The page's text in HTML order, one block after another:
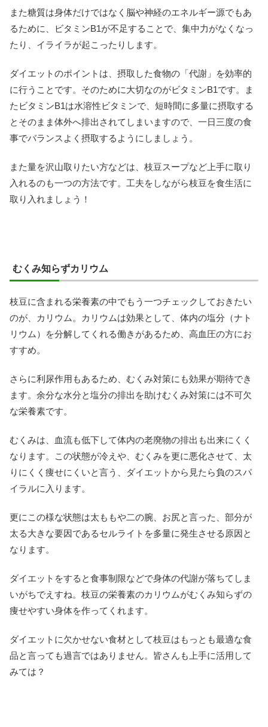
また糖質は身体だけではなく脳や神経のエネルギー源でもあ
るために、ビタミンB1が不足することで、集中力がなくなっ
たり、イライラが起こったりします。
ダイエットのポイントは、摂取した食物の「代謝」を効率的
に行うことです。そのために大切なのがビタミンB1です。ま
たビタミンB1は水溶性ビタミンで、短時間に多量に摂取する
とそのまま体外へ排出されてしまいますので、一日三度の食
事でバランスよく摂取するようにしましょう。
また量を沢山取りたい方などは、枝豆スープなど上手に取り
入れるのも一つの方法です。工夫をしながら枝豆を食生活に
取り入れましょう！
むくみ知らずカリウム
枝豆に含まれる栄養素の中でもう一つチェックしておきたい
のが、カリウム。カリウムは効果として、体内の塩分（ナト
リウム）を分解してくれる働きがあるため、高血圧の方にお
すすめ。
さらに利尿作用もあるため、むくみ対策にも効果が期待でき
ます。余分な水分と塩分の排出を助けむくみ対策には不可欠
な栄養素です。
むくみは、血流も低下して体内の老廃物の排出も出来にくく
なります。この状態が冷えや、むくみを更に悪化させて、太
りにくく痩せにくいと言う、ダイエットから見たら負のスパ
イラルに入ります。
更にこの様な状態は太ももや二の腕、お尻と言った、部分が
太る大きな要因であるセルライトを多量に発生させる原因と
なります。
ダイエットをすると食事制限などで身体の代謝が落ちてしま
いがちでえすね。枝豆の栄養素のカリウムがむくみ知らずの
痩せやすい身体を作ってくれます。
ダイエットに欠かせない食材として枝豆はもっとも最適な食
品と言っても過言ではありません。皆さんも上手に活用して
みては？